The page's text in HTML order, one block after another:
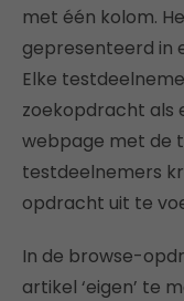
met één kolom.
gepresenteerd in
Elke
zoekopdracht als
webpage met de
testdeelnemers
opdracht uit te
In de browse-
artikel ‘eigen’ te